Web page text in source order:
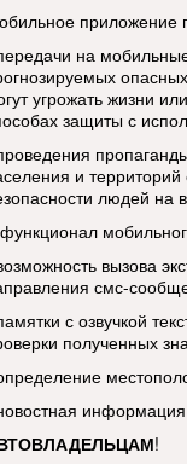
приложение
на
угрожать жизни
защиты с
и
людей на
вызова
смс-
с озвучкой
полученных
!